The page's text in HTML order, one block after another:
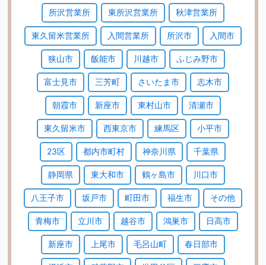
所沢営業所 東所沢営業所 秋津営業所
東久留米営業所 入間営業所 所沢市 入間市
狭山市 飯能市 川越市 ふじみ野市
富士見市 三芳町 さいたま市 志木市
朝霞市 新座市 東村山市 清瀬市
東久留米市 西東京市 練馬区 小平市
23区 都内市町村 神奈川県 千葉県
静岡県 東大和市 鶴ヶ島市 川口市
八王子市 坂戸市 町田市 福生市 その他
青梅市 立川市 越谷市 鴻巣市 日高市
新座市 上尾市 毛呂山町 春日部市